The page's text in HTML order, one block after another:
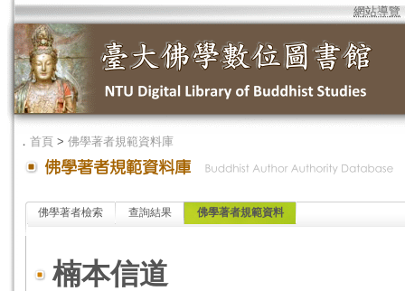
網站導覽
． 首頁 > 佛學著者規範資料庫
佛學著者檢索 查詢結果 佛學著者規範資料
楠本信道